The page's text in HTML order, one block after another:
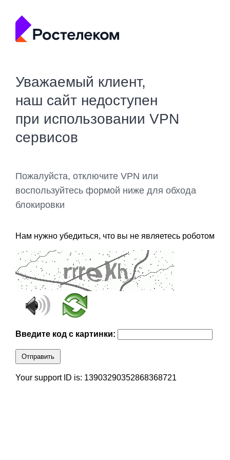
Уважаемый клиент,
наш сайт недоступен
при использовании VPN
сервисов
Пожалуйста, отключите VPN или
воспользуйтесь формой ниже для обхода
блокировки
Нам нужно убедиться, что вы не являетесь роботом
Введите код с картинки:
Отправить
Your support ID is: 13903290352868368721